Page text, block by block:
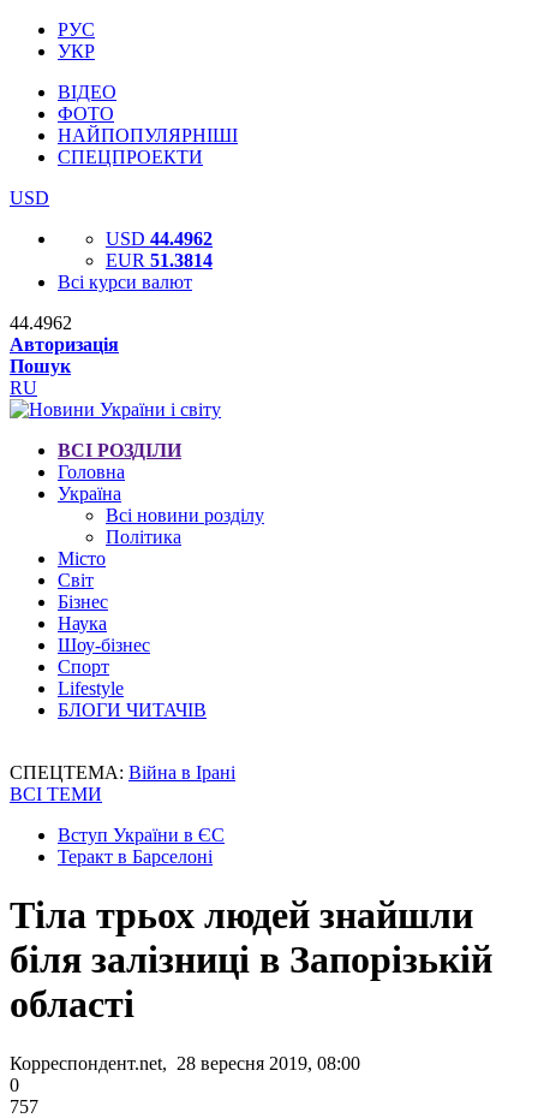
РУС
УКР
ВІДЕО
ФОТО
НАЙПОПУЛЯРНІШІ
СПЕЦПРОЕКТИ
USD
USD 44.4962
EUR 51.3814
Всі курси валют
44.4962
Авторизація
Пошук
RU
ВСІ РОЗДІЛИ
Головна
Україна
Всі новини розділу
Політика
Місто
Світ
Бізнес
Наука
Шоу-бізнес
Спорт
Lifestyle
БЛОГИ ЧИТАЧІВ
СПЕЦТЕМА: Війна в Ірані
ВСІ ТЕМИ
Вступ України в ЄС
Теракт в Барселоні
Тіла трьох людей знайшли
біля залізниці в Запорізькій
області
Корреспондент.net, 28 вересня 2019, 08:00
0
757